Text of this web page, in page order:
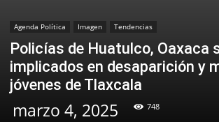
Agenda Política Imagen Tendencias
Policías de Huatulco, Oaxaca
implicados en desaparición y
jóvenes de Tlaxcala
marzo 4, 2025 748